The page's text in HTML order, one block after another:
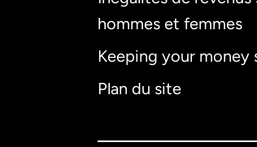
hommes et femmes
Keeping your money
Plan du site